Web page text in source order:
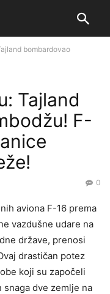
bombardovao
Tajland
F-
0
aviona F-16 prema
vazdušne udare na
države, prenosi
drastičan potez
koji su započeli
snaga dve zemlje na